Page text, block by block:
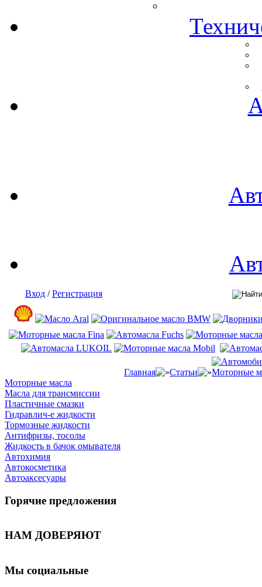
Вход /Регистрация
Главная Статьи
Моторные
Моторные масла
Масла для трансмиссии
Пластичные смазки
Гидравлич-е жидкости
Тормозные жидкости
Антифризы, тосолы
Жидкость в бачок омывателя
Автохимия
Автокосметика
Автоаксесуары
Горячие предложения
НАМ ДОВЕРЯЮТ
Мы социальные